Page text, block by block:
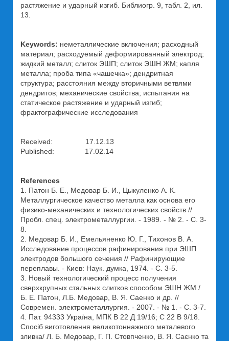
растяжение и ударный изгиб. Библиогр. 9, табл. 2, ил.
13.
Keywords: неметаллические включения; расходный
материал; расходуемый деформированный электрод;
жидкий металл; слиток ЭШП; слиток ЭШН ЖМ; капля
металла; проба типа «чашечка»; дендритная
структура; расстояния между вторичными ветвями
дендритов; механические свойства; испытания на
статическое растяжение и ударный изгиб;
фрактографические исследования
Received: 17.12.13
Published: 17.02.14
References
1. Патон Б. Е., Медовар Б. И., Цыкуленко А. К.
Металлургическое качество металла как основа его
физико-механических и технологических свойств //
Пробл. спец. электрометаллургии. - 1989. - № 2. - С. 3-
8.
2. Медовар Б. И., Емельяненко Ю. Г., Тихонов В. А.
Исследование процессов рафинирования при ЭШП
электродов большого сечения // Рафинирующие
переплавы. - Киев: Наук. думка, 1974. - С. 3-5.
3. Новый технологический процесс получения
сверхкрупных стальных слитков способом ЭШН ЖМ /
Б. Е. Патон, Л.Б. Медовар, В. Я. Саенко и др. //
Современ. электрометаллургия. - 2007. - № 1. - С. 3-7.
4. Пат. 94333 Україна, МПК В 22 Д 19/16; С 22 В 9/18.
Спосіб виготовлення великотоннажного металевого
зливка/ Л. Б. Медовар, Г. П. Стовпченко, В. Я. Саєнко та